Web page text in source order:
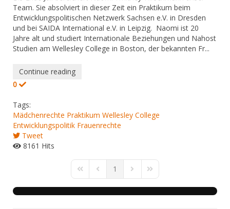
Team. Sie absolviert in dieser Zeit ein Praktikum beim
Entwicklungspolitischen Netzwerk Sachsen e.V. in Dresden
und bei SAIDA International e.V. in Leipzig. Naomi ist 20
Jahre alt und studiert Internationale Beziehungen und Nahost
Studien am Wellesley College in Boston, der bekannten Fr...
Continue reading
0
Tags:
Mädchenrechte Praktikum Wellesley College
Entwicklungspolitik Frauenrechte
Tweet
8161 Hits
First PagePrevious Page
1 Next PageLast Page